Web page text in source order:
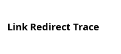
Link Redirect Trace